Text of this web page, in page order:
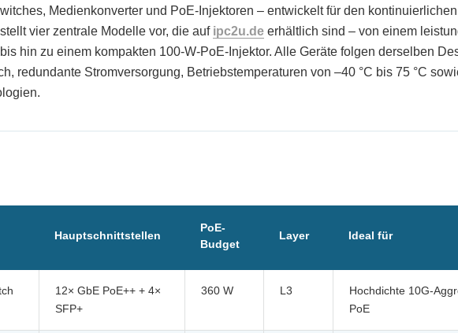
Medienkonverter und PoE-Injektoren – entwickelt für den
vier zentrale Modelle vor, die auf ipc2u.de erhältlich sind – von einem
hin zu einem kompakten 100-W-PoE-Injektor. Alle Geräte folgen derselben
redundante Stromversorgung, Betriebstemperaturen von –40 °C bis 75 °C
Hauptschnittstellen
PoE-
Budget
Layer Ideal für
12× GbE PoE++ + 4×
SFP+
360 W L3
Hochdichte 10G-
PoE